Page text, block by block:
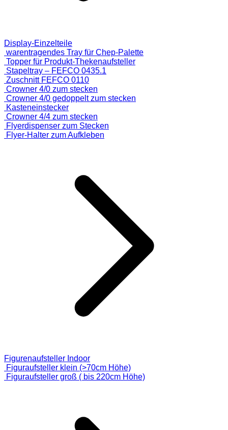
Display-Einzelteile
warentragendes Tray für Chep-Palette
Topper für Produkt-Thekenaufsteller
Stapeltray – FEFCO 0435.1
Zuschnitt FEFCO 0110
Crowner 4/0 zum stecken
Crowner 4/0 gedoppelt zum stecken
Kasteneinstecker
Crowner 4/4 zum stecken
Flyerdispenser zum Stecken
Flyer-Halter zum Aufkleben
Figurenaufsteller Indoor
Figuraufsteller klein (>70cm Höhe)
Figuraufsteller groß ( bis 220cm Höhe)